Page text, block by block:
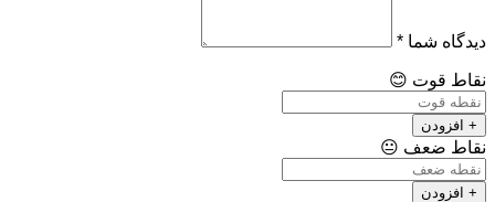
دیدگاه شما *
نقاط قوت 😊
+ افزودن
نقاط ضعف 😐
+ افزودن